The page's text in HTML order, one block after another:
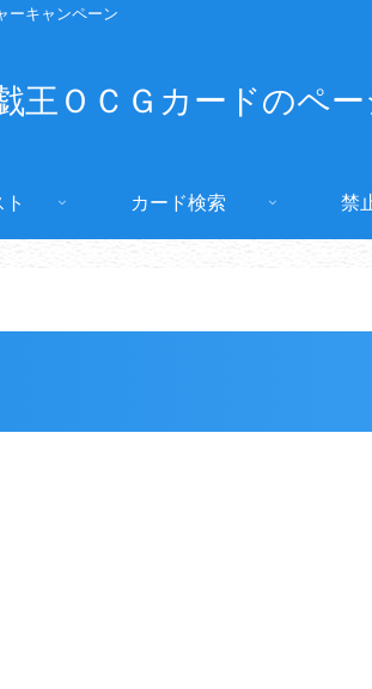
ーキャンペーン
王ＯＣＧカードのペー
カード検索 禁